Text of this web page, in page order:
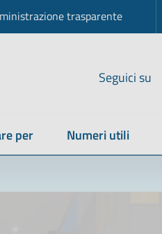
trasparente
Seguici su
per Numeri utili